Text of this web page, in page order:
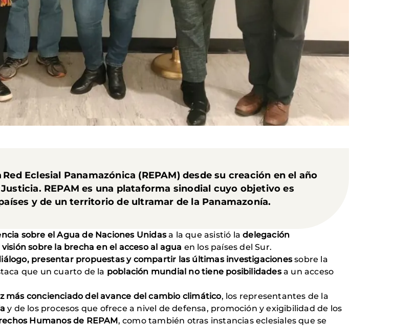
Eclesial Panamazónica (REPAM) desde su creación en el año
REPAM es una plataforma sinodial cuyo objetivo es
y de un territorio de ultramar de la Panamazonía.
sobre el Agua de Naciones Unidasa la que asistió la delegación
sobre la brecha en el acceso al agua en los países del Sur.
presentar propuestas y compartir las últimas investigacionessobre la
que un cuarto de la población mundial no tiene posibilidadesa un acceso
más concienciado del avance del cambio climático, los representantes de la
y de los procesos que ofrece a nivel de defensa, promoción y exigibilidad de los
Humanos de REPAM, como también otras instancias eclesiales que se